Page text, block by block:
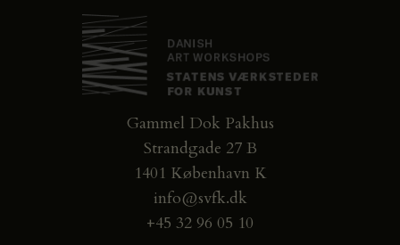
Gammel Dok Pakhus
Strandgade 27 B
1401 København K
info@svfk.dk
+45 32 96 05 10